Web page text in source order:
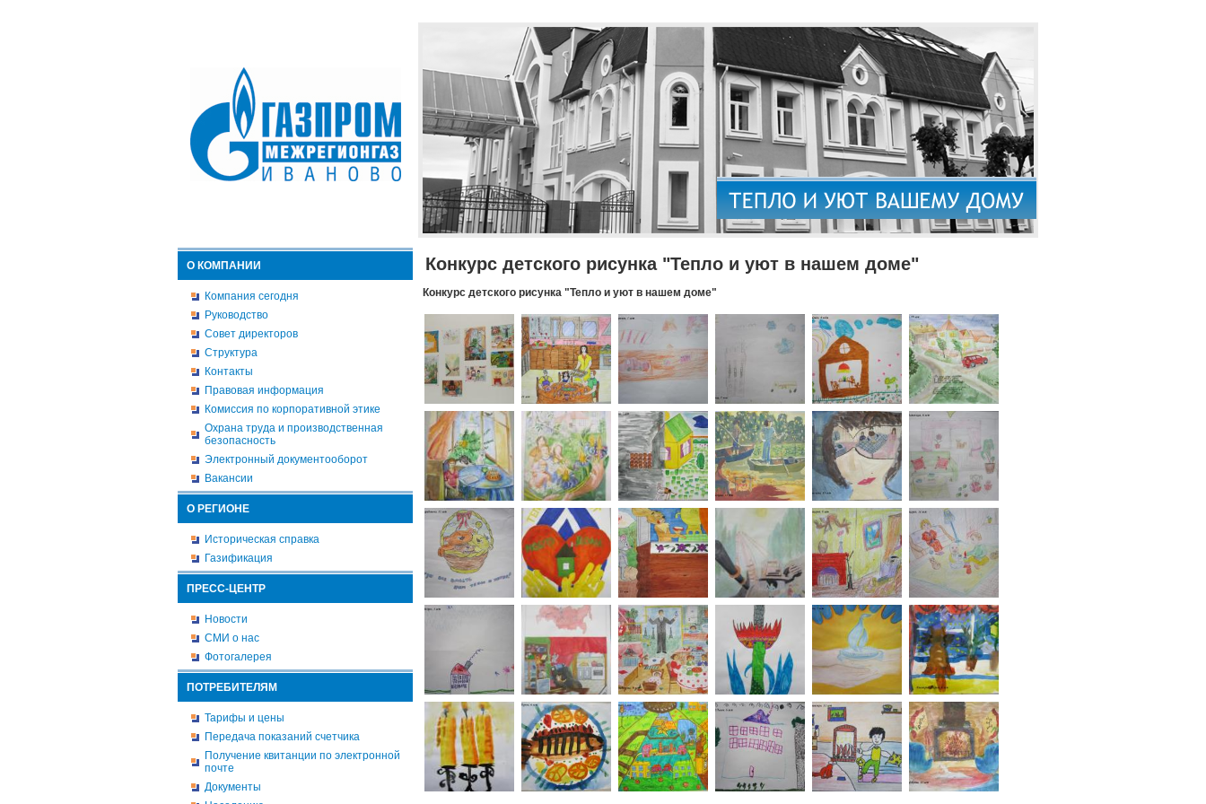
О КОМПАНИИ
Компания сегодня
Руководство
Совет директоров
Структура
Контакты
Правовая информация
Комиссия по корпоративной этике
Охрана труда и производственная
безопасность
Электронный документооборот
Вакансии
О РЕГИОНЕ
Историческая справка
Газификация
ПРЕСС-ЦЕНТР
Новости
СМИ о нас
Фотогалерея
ПОТРЕБИТЕЛЯМ
Тарифы и цены
Передача показаний счетчика
Получение квитанции по электронной
почте
Документы
Конкурс детского рисунка "Тепло и уют в нашем доме"
Конкурс детского рисунка "Тепло и уют в нашем доме"